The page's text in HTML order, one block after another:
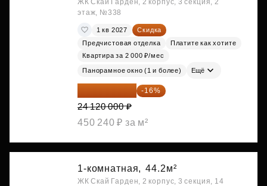
ЖК Скай Гарден, 2 корпус, 3 секция, 2
этаж, №338
1 кв 2027
Скидка
Предчистовая отделка
Платите как хотите
Квартира за 2 000 ₽/мес
Панорамное окно (1 и более) Ещё
20 260 800 ₽ -16%
24 120 000 ₽
450 240 ₽ за м²
1-комнатная, 44.2м²
ЖК Скай Гарден, 2 корпус, 3 секция, 14